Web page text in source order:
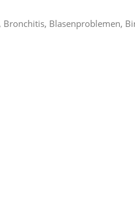
Bronchitis, Blasenproblemen,